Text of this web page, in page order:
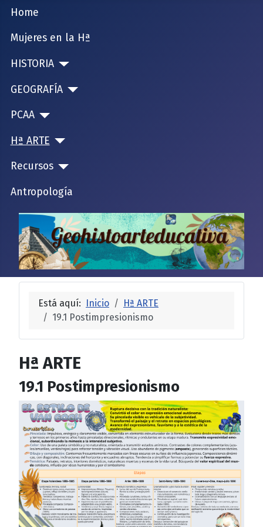
Home
Mujeres en la Hª
HISTORIA
GEOGRAFÍA
PCAA
Hª ARTE
Recursos
Antropología
Está aquí: Inicio
Hª ARTE
19.1 Postimpresionismo
Hª ARTE
19.1 Postimpresionismo